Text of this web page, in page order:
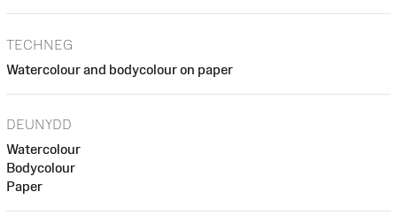
TECHNEG
Watercolour and bodycolour on paper
DEUNYDD
Watercolour
Bodycolour
Paper